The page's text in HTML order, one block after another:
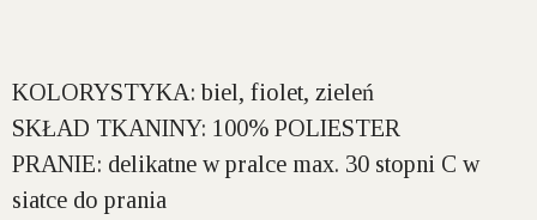
KOLORYSTYKA: biel, fiolet, zieleń
SKŁAD TKANINY: 100% POLIESTER
PRANIE: delikatne w pralce max. 30 stopni C w
siatce do prania